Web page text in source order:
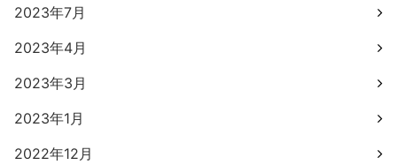
2023年7月
2023年4月
2023年3月
2023年1月
2022年12月